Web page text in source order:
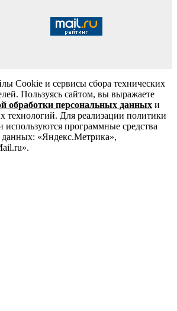
Cookie и сервисы сбора технических
Пользуясь сайтом, вы выражаете
обработки персональных данных и
технологий. Для реализации политики
используются программные средства
данных: «Яндекс.Метрика»,